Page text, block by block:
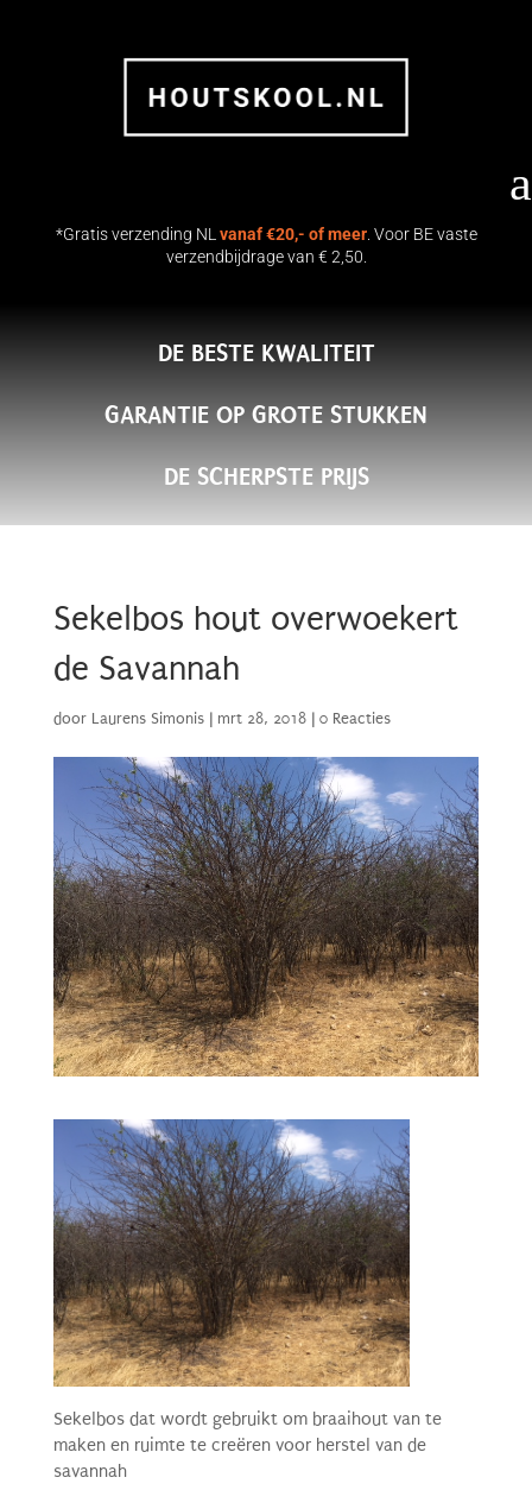
a
*Gratis verzending NLvanaf €20,- of meer. Voor BE vaste
verzendbijdrage van € 2,50.
DE BESTE KWALITEIT
GARANTIE OP GROTE STUKKEN
DE SCHERPSTE PRIJS
Sekelbos hout overwoekert
de Savannah
door Laurens Simonis| mrt 28, 2018| 0 Reacties
Sekelbos dat wordt gebruikt om braaihout van te
maken en ruimte te creëren voor herstel van de
savannah
17 KG Namibiaans Hardhout
€ 36.50